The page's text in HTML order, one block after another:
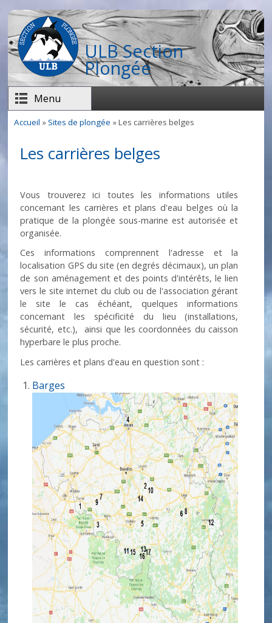
Aller au contenu principal
ULB Section
Plongée
Menu
Accueil »Sites de plongée » Les carrières belges
Les carrières belges
Vous trouverez ici toutes les informations utiles
concernant les carrières et plans d'eau belges où la
pratique de la plongée sous-marine est autorisée et
organisée.
Ces informations comprennent l'adresse et la
localisation GPS du site (en degrés décimaux), un plan
de son aménagement et des points d'intérêts, le lien
vers le site internet du club ou de l'association gérant
le site le cas échéant, quelques informations
concernant les spécificité du lieu (installations,
sécurité, etc.), ainsi que les coordonnées du caisson
hyperbare le plus proche.
Les carrières et plans d'eau en question sont :
Barges